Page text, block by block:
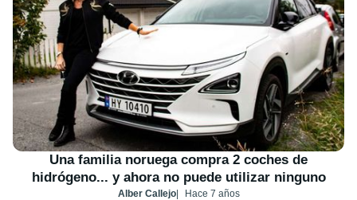
Una familia noruega compra 2 coches de
hidrógeno... y ahora no puede utilizar ninguno
Alber Callejo Hace 7 años